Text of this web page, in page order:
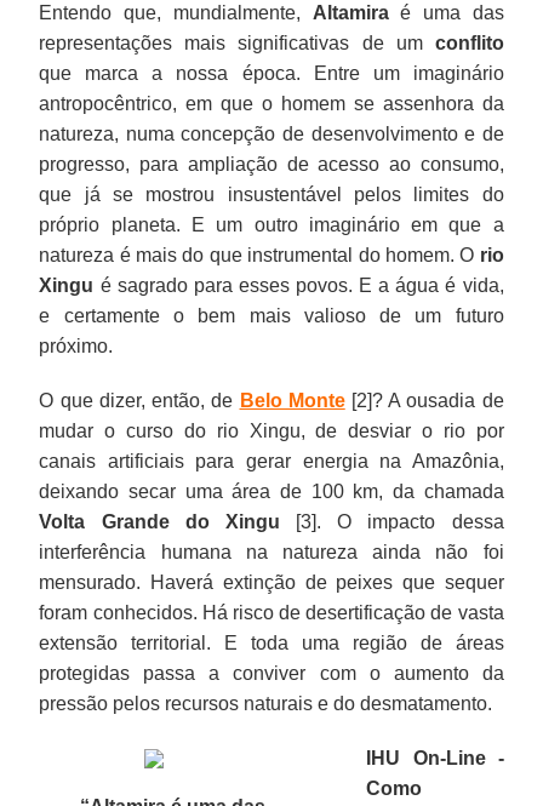
Entendo que, mundialmente, Altamiraé uma das
representações mais significativas de um conflito
que marca a nossa época. Entre um imaginário
antropocêntrico, em que o homem se assenhora da
natureza, numa concepção de desenvolvimento e de
progresso, para ampliação de acesso ao consumo,
que já se mostrou insustentável pelos limites do
próprio planeta. E um outro imaginário em que a
natureza é mais do que instrumental do homem. O rio
Xingu é sagrado para esses povos. E a água é vida,
e certamente o bem mais valioso de um futuro
próximo.
O que dizer, então, de Belo Monte[2]? A ousadia de
mudar o curso do rio Xingu, de desviar o rio por
canais artificiais para gerar energia na Amazônia,
deixando secar uma área de 100 km, da chamada
Volta Grande do Xingu [3]. O impacto dessa
interferência humana na natureza ainda não foi
mensurado. Haverá extinção de peixes que sequer
foram conhecidos. Há risco de desertificação de vasta
extensão territorial. E toda uma região de áreas
protegidas passa a conviver com o aumento da
pressão pelos recursos naturais e do desmatamento.
IHU On-Line -
Como